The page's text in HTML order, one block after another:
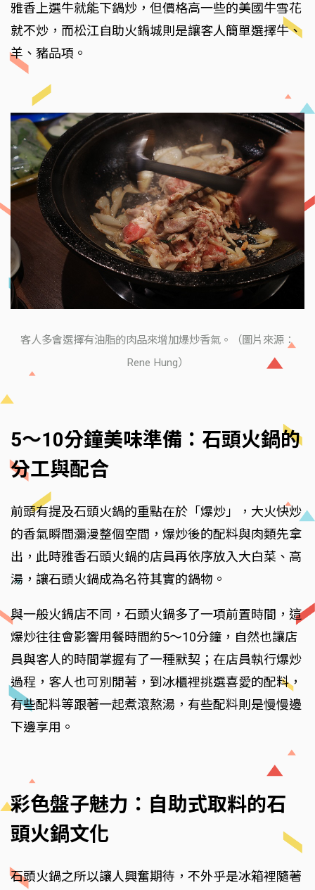
雅香上選牛就能下鍋炒，但價格高一些的美國牛雪花
就不炒，而松江自助火鍋城則是讓客人簡單選擇牛、
羊、豬品項。
客人多會選擇有油脂的肉品來增加爆炒香氣。（圖片來源：
Rene Hung）
5～10分鐘美味準備：石頭火鍋的
分工與配合
前頭有提及石頭火鍋的重點在於「爆炒」，大火快炒
的香氣瞬間瀰漫整個空間，爆炒後的配料與肉類先拿
出，此時雅香石頭火鍋的店員再依序放入大白菜、高
湯，讓石頭火鍋成為名符其實的鍋物。
與一般火鍋店不同，石頭火鍋多了一項前置時間，這
爆炒往往會影響用餐時間約5～10分鐘，自然也讓店
員與客人的時間掌握有了一種默契；在店員執行爆炒
過程，客人也可別閒著，到冰櫃裡挑選喜愛的配料，
有些配料等跟著一起煮滾熬湯，有些配料則是慢慢邊
下邊享用。
彩色盤子魅力：自助式取料的石
頭火鍋文化
石頭火鍋之所以讓人興奮期待，不外乎是冰箱裡隨著